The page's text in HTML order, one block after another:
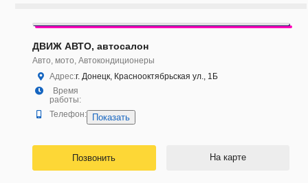
ДВИЖ АВТО, автосалон
Авто, мото, Автокондиционеры
Адрес:г. Донецк, Краснооктябрьская ул., 1Б
Время
работы:
Телефон:
Показать
Позвонить На карте